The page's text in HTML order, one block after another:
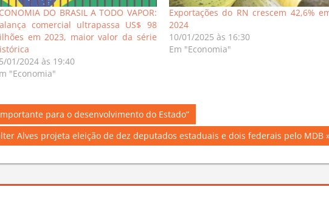
DO BRASIL A TODO VAPOR:
comercial ultrapassa US$ 98
em 2023, maior valor da série
01/2024 às 19:40
"Economia"
Exportações do RN crescem 42,6%
2024
10/01/2025 às 16:30
Em "Economia"
para o desenvolvimento do Estado”
Alves projeta eleição de dez deputados estaduais e dois federais pelo MDB